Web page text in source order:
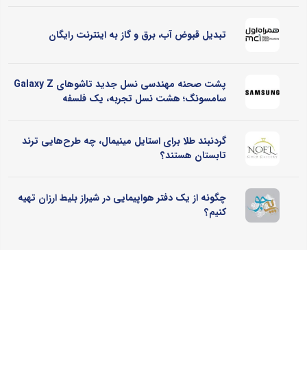
تبدیل قبوض آب، برق و گاز به اینترنت رایگان
پشت صحنه مهندسی نسل جدید تاشوهای Galaxy Z
سامسونگ؛ هشت نسل تجربه، یک فلسفه
گردنبند طلا برای استایل مینیمال، چه طرح‌هایی ترند
تابستان هستند؟
چگونه از یک دفتر هواپیمایی در شیراز بلیط ارزان تهیه
کنیم؟